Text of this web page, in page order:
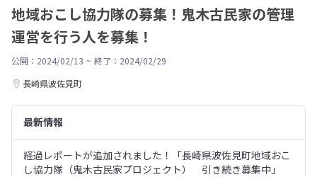
地域おこし協力隊の募集！鬼木古民家の管理
運営を行う人を募集！
公開：2024/02/13 ~ 終了：2024/02/29
長崎県波佐見町
最新情報
経過レポートが追加されました！「長崎県波佐見町地域おこ
し協力隊（鬼木古民家プロジェクト） 引き続き募集中」